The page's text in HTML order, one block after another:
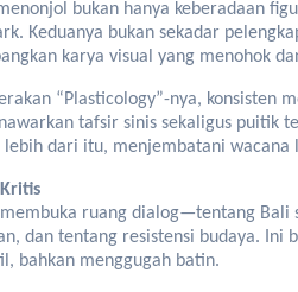
bukan hanya keberadaan
Keduanya bukan sekadar
karya visual yang menohok
“Plasticology”-nya, konsisten
tafsir sinis sekaligus puitik
dari itu, menjembatani wacana
membuka ruang dialog—tentang
dan tentang resistensi budaya. Ini
bahkan menggugah batin.